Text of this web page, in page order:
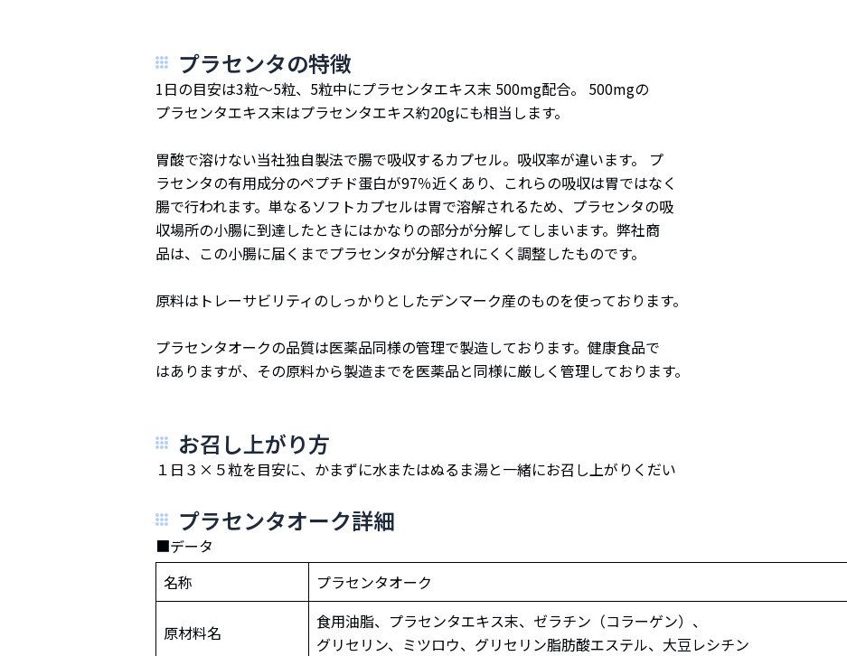
プラセンタの特徴
1日の目安は3粒〜5粒、5粒中にプラセンタエキス末 500mg配合。 500mgの
プラセンタエキス末はプラセンタエキス約20gにも相当します。
胃酸で溶けない当社独自製法で腸で吸収するカプセル。吸収率が違います。 プ
ラセンタの有用成分のペプチド蛋白が97％近くあり、これらの吸収は胃ではなく
腸で行われます。単なるソフトカプセルは胃で溶解されるため、プラセンタの吸
収場所の小腸に到達したときにはかなりの部分が分解してしまいます。弊社商
品は、この小腸に届くまでプラセンタが分解されにくく調整したものです。
原料はトレーサビリティのしっかりとしたデンマーク産のものを使っております。
プラセンタオークの品質は医薬品同様の管理で製造しております。健康食品で
はありますが、その原料から製造までを医薬品と同様に厳しく管理しております。
お召し上がり方
１日３×５粒を目安に、かまずに水またはぬるま湯と一緒にお召し上がりくだい
プラセンタオーク詳細
■データ
名称
プラセンタオーク
原材料名
食用油脂、プラセンタエキス末、ゼラチン（コラーゲン）、
グリセリン、ミツロウ、グリセリン脂肪酸エステル、大豆レシチン